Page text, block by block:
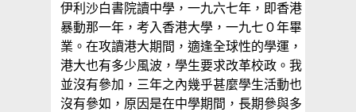
伊利沙白書院讀中學，一九六七年，即香港
暴動那一年，考入香港大學，一九七０年畢
業。在攻讀港大期間，適逢全球性的學運，
港大也有多少風波，學生要求改革校政。我
並沒有參加，三年之內幾乎甚麼學生活動也
沒有參如，原因是在中學期間，長期參與多